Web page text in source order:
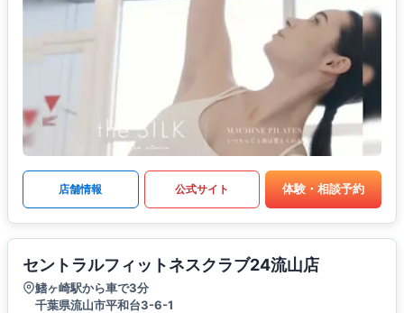
店舗情報 公式サイト 体験・相談予約
セントラルフィットネスクラブ24流山店
鰭ヶ崎駅から車で3分
千葉県流山市平和台3-6-1